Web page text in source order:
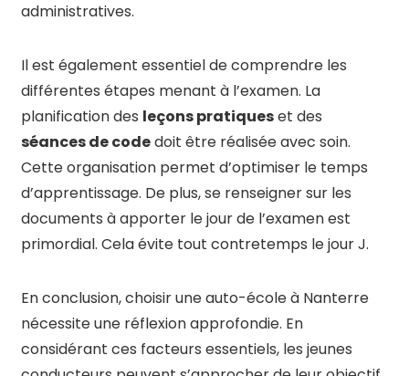
administratives.
Il est également essentiel de comprendre les
différentes étapes menant à l’examen. La
planification des leçons pratiqueset des
séances de codedoit être réalisée avec soin.
Cette organisation permet d’optimiser le temps
d’apprentissage. De plus, se renseigner sur les
documents à apporter le jour de l’examen est
primordial. Cela évite tout contretemps le jour J.
En conclusion, choisir une auto-école à Nanterre
nécessite une réflexion approfondie. En
considérant ces facteurs essentiels, les jeunes